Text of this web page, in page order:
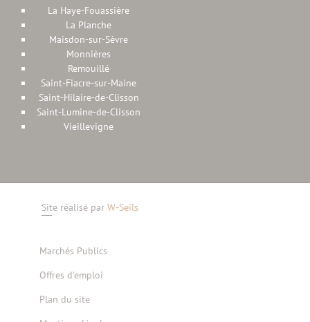
La Haye-Fouassière
La Planche
Maisdon-sur-Sèvre
Monnières
Remouillé
Saint-Fiacre-sur-Maine
Saint-Hilaire-de-Clisson
Saint-Lumine-de-Clisson
Vieillevigne
Site réalisé par W-Seils
Marchés Publics
Offres d'emploi
Plan du site